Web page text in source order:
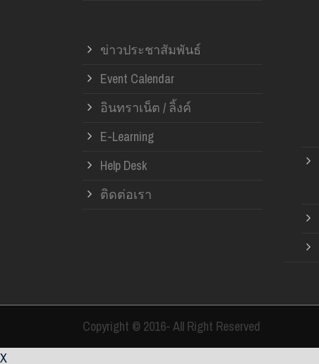
ข่าวประชาสัมพันธ์
Event Calendar
อินทราเน็ต / ลิ้งค์
E-Learning
Help Desk
ติดต่อเรา
Copyright © 2016- All Right Reserved
X